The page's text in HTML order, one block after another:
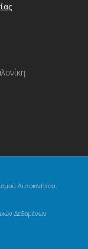
Αυτοκινήτου.
Δεδομένων